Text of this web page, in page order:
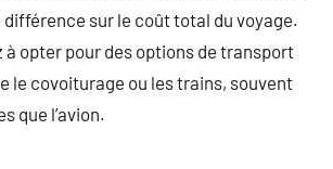
sur le coût total du voyage.
à opter pour des options de transport
le covoiturage ou les trains, souvent
que l’avion.